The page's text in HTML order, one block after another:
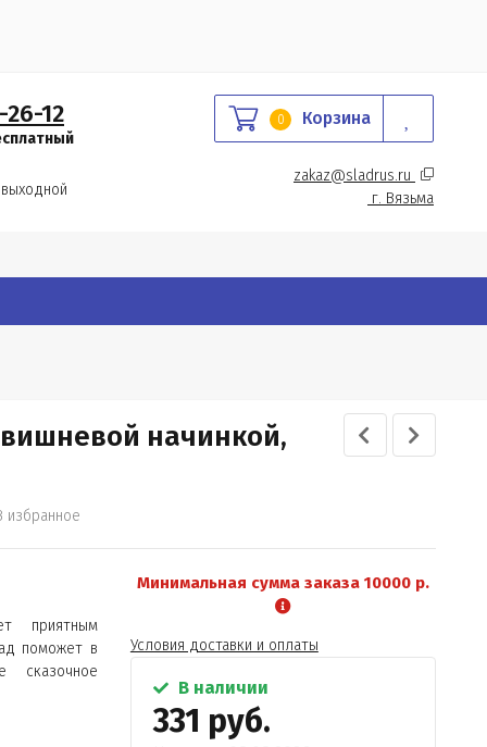
12 0 Корзина
zakaz@sladrus.ru
г. Вязьма
начинкой,
избранное
приятным
поможет в
сказочное
Минимальная сумма заказа 10000 р.
Условия доставки и оплаты
В наличии
331 руб.